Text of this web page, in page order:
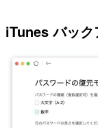
iTunes バッ